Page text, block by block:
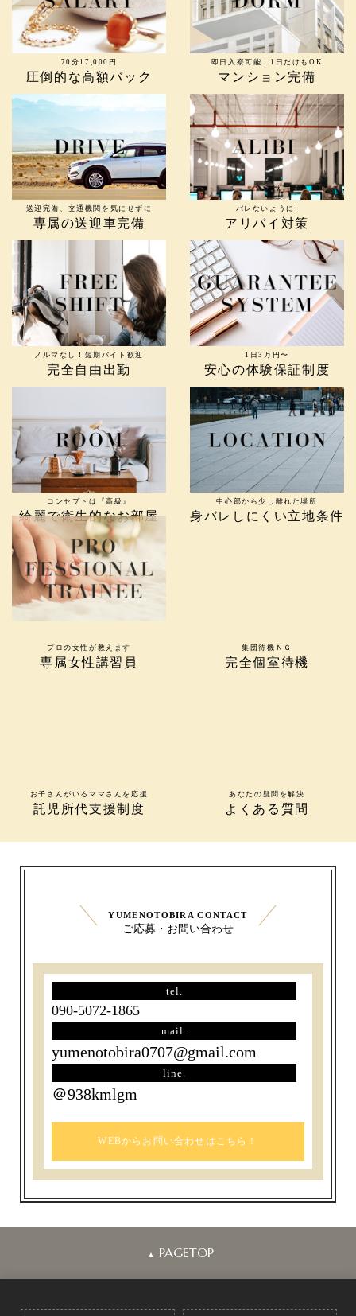
70分17,000円
圧倒的な高額バック
即日入寮可能！1日だけもOK
マンション完備
送迎完備、交通機関を気にせずに
専属の送迎車完備
バレないように!
アリバイ対策
ノルマなし！短期バイト歓迎
完全自由出勤
1日3万円〜
安心の体験保証制度
コンセプトは『高級』
綺麗で衛生的なお部屋
中心部から少し離れた場所
身バレしにくい立地条件
プロの女性が教えます
専属女性講習員
集団待機ＮＧ
完全個室待機
お子さんがいるママさんを応援
託児所代支援制度
あなたの疑問を解決
よくある質問
YUMENOTOBIRA CONTACT
ご応募・お問い合わせ
tel.
090-5072-1865
mail.
yumenotobira0707@gmail.com
line.
＠938kmlgm
WEBからお問い合わせはこちら！
▲ PAGETOP